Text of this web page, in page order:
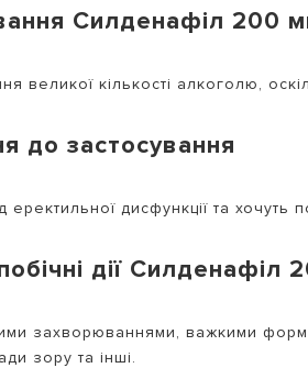
Силденафіл 200
кількості алкоголю,
до застосування
дисфункції та
дії Силденафіл
захворюваннями, важкими
зору та інші.